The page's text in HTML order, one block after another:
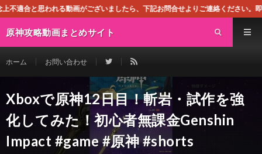
画がございましたら、下記お問合せよりご連絡ください。即刻対処させて頂
原神攻略動画まとめサイト
ホーム お問い合わせ
Xboxで原神12日目！斬岩・試作を強
化してみた！初心者無課金Genshin
Impact #game #原神 #shorts